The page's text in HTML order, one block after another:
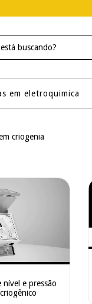
em eletroquimica
criogenia
e pressão